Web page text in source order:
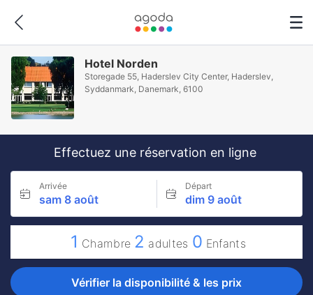
Hotel Norden
Storegade 55, Haderslev City Center, Haderslev,
Syddanmark, Danemark, 6100
Effectuez une réservation en ligne
Arrivée
sam 8 août
Départ
dim 9 août
1 Chambre 2 adultes 0 Enfants
Vérifier la disponibilité & les prix